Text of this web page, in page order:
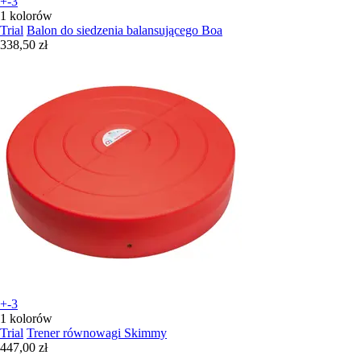
1 kolorów
Trial Balon do siedzenia balansującego Boa
338,50 zł
+-3
1 kolorów
Trial Trener równowagi Skimmy
447,00 zł